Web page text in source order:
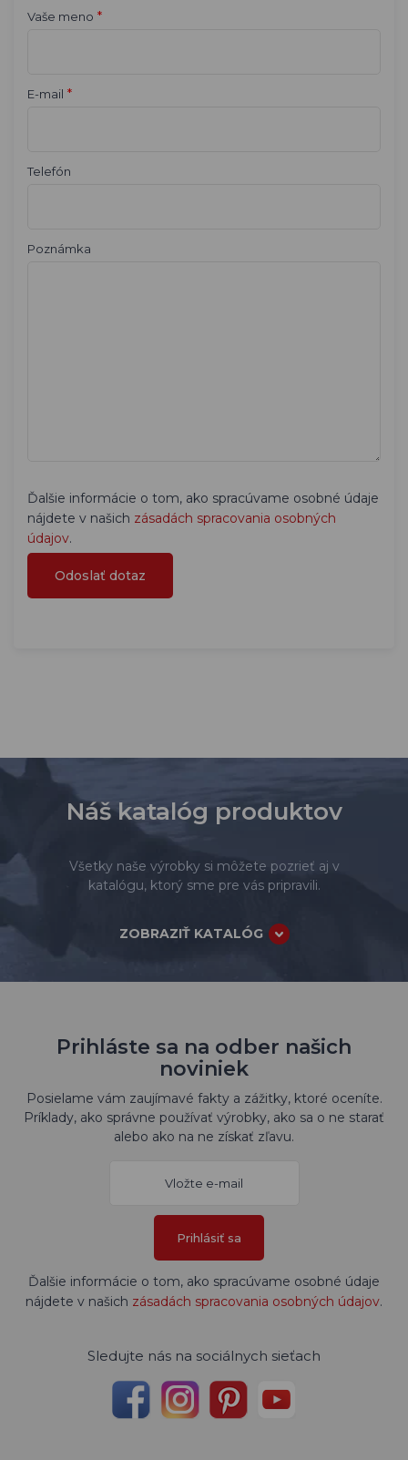
Vaše meno *
E-mail *
Telefón
Poznámka
Ďalšie informácie o tom, ako spracúvame osobné údaje
nájdete v našich zásadách spracovania osobných
údajov.
Náš katalóg produktov
Všetky naše výrobky si môžete pozrieť aj v
katalógu, ktorý sme pre vás pripravili.
ZOBRAZIŤ KATALÓG
Prihláste sa na odber našich
noviniek
Posielame vám zaujímavé fakty a zážitky, ktoré oceníte.
Príklady, ako správne používať výrobky, ako sa o ne starať
alebo ako na ne získať zľavu.
Prihlásiť sa
Ďalšie informácie o tom, ako spracúvame osobné údaje
nájdete v našich zásadách spracovania osobných údajov.
Sledujte nás na sociálnych sieťach